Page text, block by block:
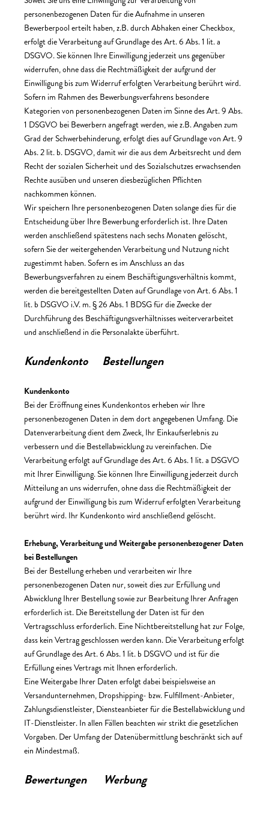
personenbezogenen Daten für die Aufnahme in unseren
Bewerberpool erteilt haben, z.B. durch Abhaken einer Checkbox,
erfolgt die Verarbeitung auf Grundlage des Art. 6 Abs. 1 lit. a
DSGVO. Sie können Ihre Einwilligung jederzeit uns gegenüber
widerrufen, ohne dass die Rechtmäßigkeit der aufgrund der
Einwilligung bis zum Widerruf erfolgten Verarbeitung berührt wird.
Sofern im Rahmen des Bewerbungsverfahrens besondere
Kategorien von personenbezogenen Daten im Sinne des Art. 9 Abs.
1 DSGVO bei Bewerbern angefragt werden, wie z.B. Angaben zum
Grad der Schwerbehinderung, erfolgt dies auf Grundlage von Art. 9
Abs. 2 lit. b. DSGVO, damit wir die aus dem Arbeitsrecht und dem
Recht der sozialen Sicherheit und des Sozialschutzes erwachsenden
Rechte ausüben und unseren diesbezüglichen Pflichten
nachkommen können.
Wir speichern Ihre personenbezogenen Daten solange dies für die
Entscheidung über Ihre Bewerbung erforderlich ist. Ihre Daten
werden anschließend spätestens nach sechs Monaten gelöscht,
sofern Sie der weitergehenden Verarbeitung und Nutzung nicht
zugestimmt haben. Sofern es im Anschluss an das
Bewerbungsverfahren zu einem Beschäftigungsverhältnis kommt,
werden die bereitgestellten Daten auf Grundlage von Art. 6 Abs. 1
lit. b DSGVO i.V. m. § 26 Abs. 1 BDSG für die Zwecke der
Durchführung des Beschäftigungsverhältnisses weiterverarbeitet
und anschließend in die Personalakte überführt.
Kundenkonto Bestellungen
Kundenkonto
Bei der Eröffnung eines Kundenkontos erheben wir Ihre
personenbezogenen Daten in dem dort angegebenen Umfang. Die
Datenverarbeitung dient dem Zweck, Ihr Einkaufserlebnis zu
verbessern und die Bestellabwicklung zu vereinfachen. Die
Verarbeitung erfolgt auf Grundlage des Art. 6 Abs. 1 lit. a DSGVO
mit Ihrer Einwilligung. Sie können Ihre Einwilligung jederzeit durch
Mitteilung an uns widerrufen, ohne dass die Rechtmäßigkeit der
aufgrund der Einwilligung bis zum Widerruf erfolgten Verarbeitung
berührt wird. Ihr Kundenkonto wird anschließend gelöscht.
Erhebung, Verarbeitung und Weitergabe personenbezogener Daten
bei Bestellungen
Bei der Bestellung erheben und verarbeiten wir Ihre
personenbezogenen Daten nur, soweit dies zur Erfüllung und
Abwicklung Ihrer Bestellung sowie zur Bearbeitung Ihrer Anfragen
erforderlich ist. Die Bereitstellung der Daten ist für den
Vertragsschluss erforderlich. Eine Nichtbereitstellung hat zur Folge,
dass kein Vertrag geschlossen werden kann. Die Verarbeitung erfolgt
auf Grundlage des Art. 6 Abs. 1 lit. b DSGVO und ist für die
Erfüllung eines Vertrags mit Ihnen erforderlich.
Eine Weitergabe Ihrer Daten erfolgt dabei beispielsweise an
Versandunternehmen, Dropshipping- bzw. Fulfillment-Anbieter,
Zahlungsdienstleister, Diensteanbieter für die Bestellabwicklung und
IT-Dienstleister. In allen Fällen beachten wir strikt die gesetzlichen
Vorgaben. Der Umfang der Datenübermittlung beschränkt sich auf
ein Mindestmaß.
Bewertungen Werbung